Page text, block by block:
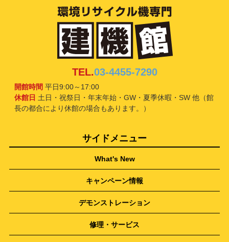
TEL.03-4455-7290
開館時間 平日9:00～17:00
休館日 土日・祝祭日・年末年始・GW・夏季休暇・SW 他（館
長の都合により休館の場合もあります。）
サイドメニュー
What's New
キャンペーン情報
デモンストレーション
修理・サービス